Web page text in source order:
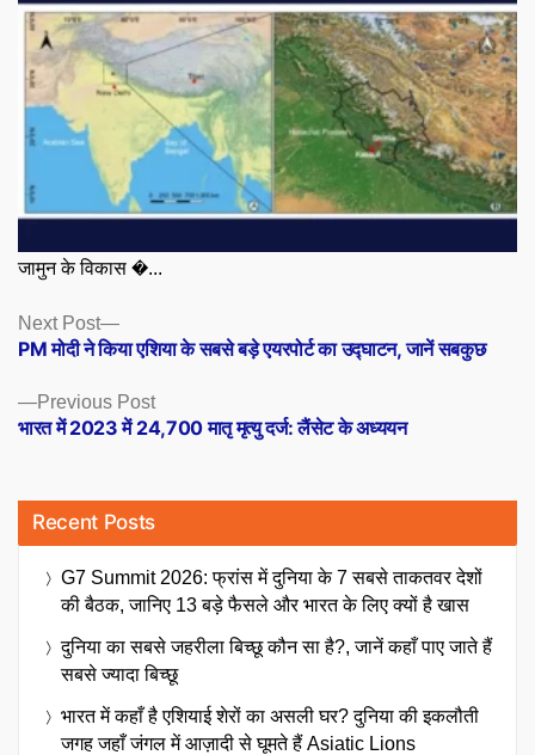
जामुन के विकास �...
Posts
navigation
Previous PostPrevious
post:
भारत में 2023 में 24,700 मातृ मृत्यु दर्ज: लैंसेट के अध्ययन
Next Post
Next
post:
PM मोदी ने किया एशिया के सबसे बड़े एयरपोर्ट का उद्घाटन, जानें सबकुछ
Recent Posts
G7 Summit 2026: फ्रांस में दुनिया के 7 सबसे ताकतवर देशों
की बैठक, जानिए 13 बड़े फैसले और भारत के लिए क्यों है खास
दुनिया का सबसे जहरीला बिच्छू कौन सा है?, जानें कहाँ पाए जाते हैं
सबसे ज्यादा बिच्छू
भारत में कहाँ है एशियाई शेरों का असली घर? दुनिया की इकलौती
जगह जहाँ जंगल में आज़ादी से घूमते हैं Asiatic Lions